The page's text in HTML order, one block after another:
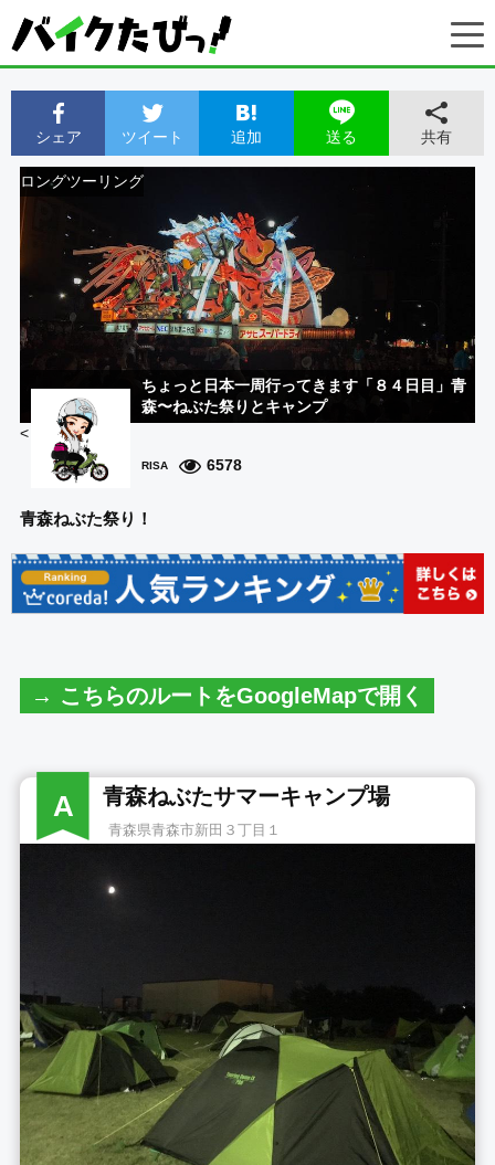
シェア ツイート 追加 送る 共有
ロングツーリング
ちょっと日本一周行ってきます「８４日目」青
森〜ねぶた祭りとキャンプ
<
RISA 6578
青森ねぶた祭り！
→ こちらのルートをGoogleMapで開く
A 青森ねぶたサマーキャンプ場
青森県青森市新田３丁目１